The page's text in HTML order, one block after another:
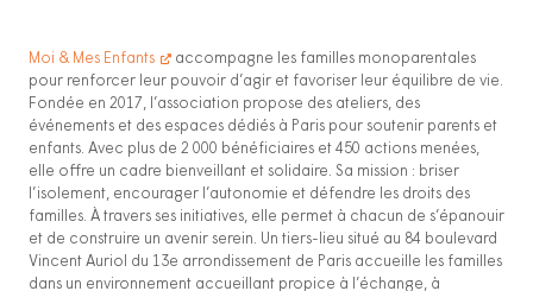
Moi & Mes Enfants
accompagne les familles monoparentales
pour renforcer leur pouvoir d’agir et favoriser leur équilibre de vie.
Fondée en 2017, l’association propose des ateliers, des
événements et des espaces dédiés à Paris pour soutenir parents et
enfants. Avec plus de 2 000 bénéficiaires et 450 actions menées,
elle offre un cadre bienveillant et solidaire. Sa mission : briser
l’isolement, encourager l’autonomie et défendre les droits des
familles. À travers ses initiatives, elle permet à chacun de s’épanouir
et de construire un avenir serein. Un tiers-lieu situé au 84 boulevard
Vincent Auriol du 13e arrondissement de Paris accueille les familles
dans un environnement accueillant propice à l’échange, à